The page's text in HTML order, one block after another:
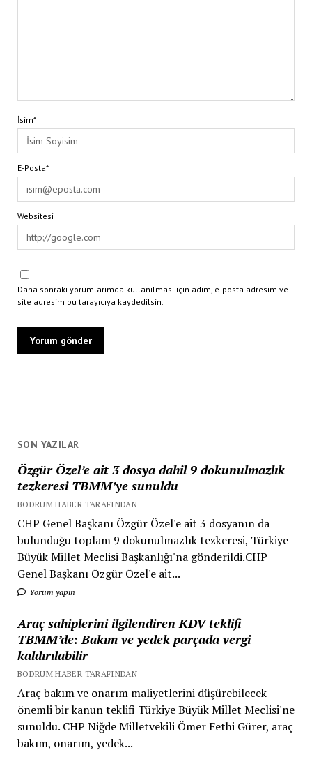
SON YAZILAR
Özgür Özel’e ait 3 dosya dahil 9 dokunulmazlık
tezkeresi TBMM’ye sunuldu
BODRUM HABER TARAFINDAN
CHP Genel Başkanı Özgür Özel'e ait 3 dosyanın da
bulunduğu toplam 9 dokunulmazlık tezkeresi, Türkiye
Büyük Millet Meclisi Başkanlığı'na gönderildi.CHP
Genel Başkanı Özgür Özel'e ait...
Yorum yapın
Araç sahiplerini ilgilendiren KDV teklifi
TBMM’de: Bakım ve yedek parçada vergi
kaldırılabilir
BODRUM HABER TARAFINDAN
Araç bakım ve onarım maliyetlerini düşürebilecek
önemli bir kanun teklifi Türkiye Büyük Millet Meclisi'ne
sunuldu. CHP Niğde Milletvekili Ömer Fethi Gürer, araç
bakım, onarım, yedek...
İsim*
E-Posta*
Websitesi
Daha sonraki yorumlarımda kullanılması için adım, e-posta adresim ve
site adresim bu tarayıcıya kaydedilsin.